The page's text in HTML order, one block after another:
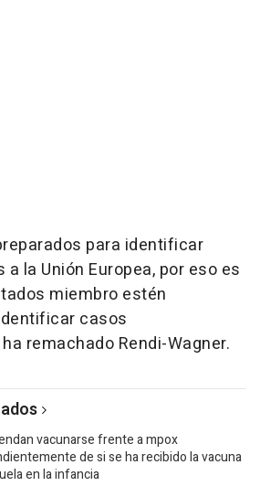
para identificar
la Unión Europea, por eso es
miembro estén
casos
remachado Rendi-Wagner.
vacunarse frente a mpox
de si se ha recibido la vacuna
en la infancia